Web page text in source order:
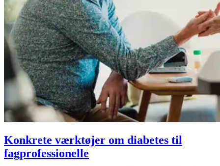
Konkrete værktøjer om diabetes til
fagprofessionelle